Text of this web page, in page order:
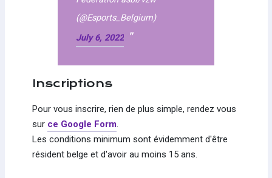
(@Esports_Belgium)
July 6, 2022
Inscriptions
Pour vous inscrire, rien de plus simple, rendez vous
sur ce Google Form.
Les conditions minimum sont évidemment d'être
résident belge et d'avoir au moins 15 ans.